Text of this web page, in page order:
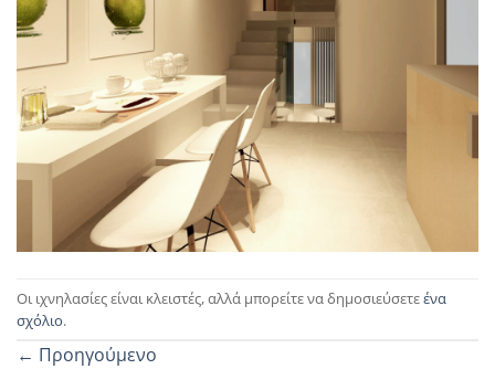
Οι ιχνηλασίες είναι κλειστές, αλλά μπορείτε να δημοσιεύσετεένα
σχόλιο.
← Προηγούμενο